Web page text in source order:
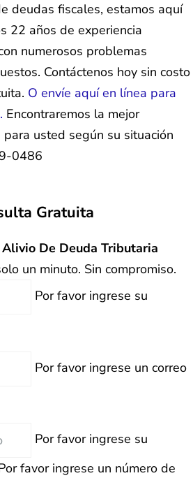
deudas fiscales, estamos aquí
22 años de experiencia
numerosos problemas
Contáctenos hoy sin costo
O envíe aquí en línea para
Encontraremos la mejor
usted según su situación
0486
Gratuita
De Deuda Tributaria
un minuto. Sin compromiso.
Por favor ingrese su
Por favor ingrese un correo
Por favor ingrese su
favor ingrese un número de